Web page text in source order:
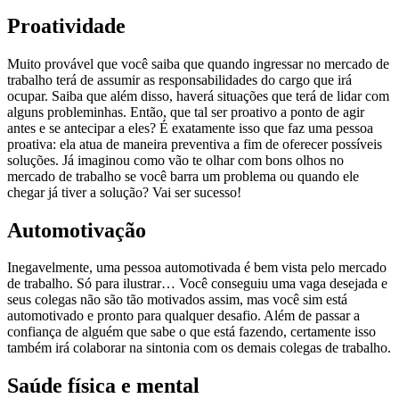
Proatividade
Muito provável que você saiba que quando ingressar no mercado de
trabalho terá de assumir as responsabilidades do cargo que irá
ocupar. Saiba que além disso, haverá situações que terá de lidar com
alguns probleminhas. Então, que tal ser proativo a ponto de agir
antes e se antecipar a eles? É exatamente isso que faz uma pessoa
proativa: ela atua de maneira preventiva a fim de oferecer possíveis
soluções. Já imaginou como vão te olhar com bons olhos no
mercado de trabalho se você barra um problema ou quando ele
chegar já tiver a solução? Vai ser sucesso!
Automotivação
Inegavelmente, uma pessoa automotivada é bem vista pelo mercado
de trabalho. Só para ilustrar… Você conseguiu uma vaga desejada e
seus colegas não são tão motivados assim, mas você sim está
automotivado e pronto para qualquer desafio. Além de passar a
confiança de alguém que sabe o que está fazendo, certamente isso
também irá colaborar na sintonia com os demais colegas de trabalho.
Saúde física e mental